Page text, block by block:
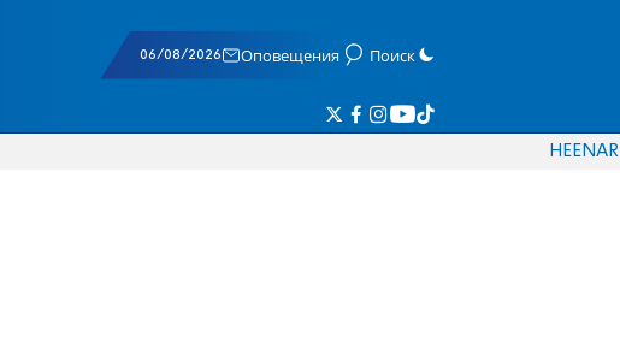
06/08/2026 Оповещения Поиск
HEENAR